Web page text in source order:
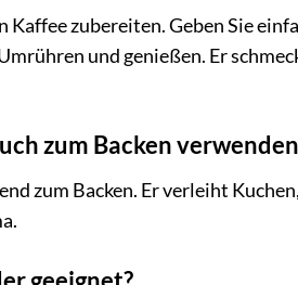
zubereiten. Geben Sie
und genießen. Er
zum Backen
zum Backen. Er verleiht